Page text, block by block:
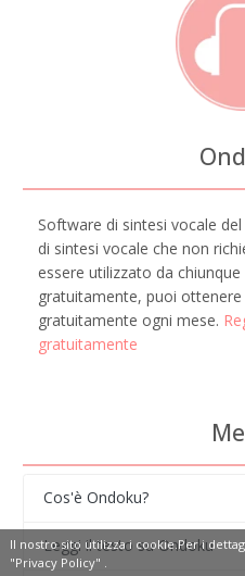
Software di sintesi vocale
di sintesi vocale che non
essere utilizzato da
gratuitamente, puoi
gratuitamente ogni mese.
gratuitamente
Cos'è Ondoku?
Leggi il testo su Ondoku
Il nostro sito utilizza i cookie.Per i
"Privacy Policy"